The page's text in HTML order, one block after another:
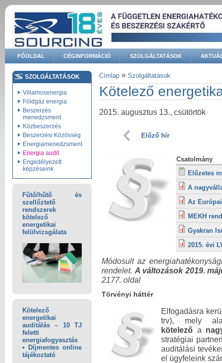
Ugrás a tartalomra
FŐOLDAL CÉGINFORMÁCIÓ SZOLGÁLTATÁSOK
Keresés űrlap
SZOLGÁLTATÁSOK
Villamosenergia
Földgáz energia
Beszerzés
menedzsment
Közbeszerzés
Beszerzési Közösség
Energiamenedzsment
Energia audit
Engedélyezett
képzéseink
Fűtő/hűtő és
szellőztető
rendszerek
kötelező
energetikai
felülvizsgálata
Kötelező
energetikai
auditálás – 10 TJ
feletti
energiafogyasztás
• Díjmentes online
tájékoztató
Jelenlegi hely
Címlap » Szolgáltatások
Kötelező
2015. augusztus 13., csütörtök
Előző hír
Csatolmány
Előzetes
A
Az
MEKH
Gyakran
2015. évi
Módosult az
rendelet. A változások 2019.
2177. oldal
Törvényi háttér
Elfogadásra
trv), mely
kötelező a
stratégiai
auditálási
el ügyfeleink